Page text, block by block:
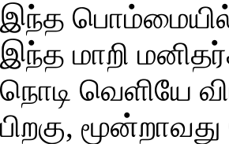
இந்த பொம்மையில்
இந்த மாறி
நொடி வெளியே
பிறகு,